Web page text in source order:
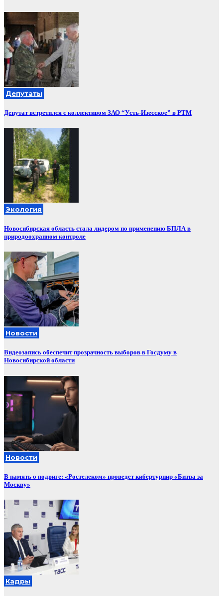
Депутаты
Депутат встретился с коллективом ЗАО “Усть-Изесское” в РТМ
Экология
Новосибирская область стала лидером по применению БПЛА в
природоохранном контроле
Новости
Видеозапись обеспечит прозрачность выборов в Госдуму в
Новосибирской области
Новости
В память о подвиге: «Ростелеком» проведет кибертурнир «Битва за
Москву»
Кадры